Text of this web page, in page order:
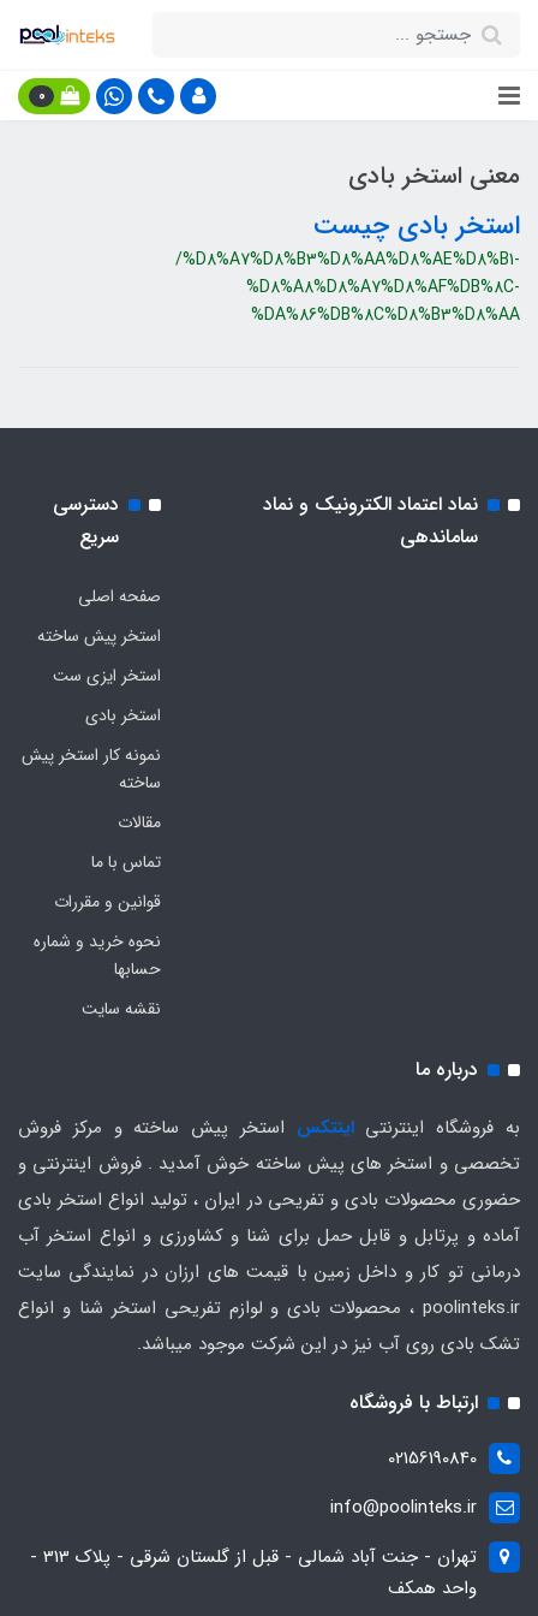
0
معنی استخر بادی
استخر بادی چیست
/%D8%A7%D8%B3%D8%AA%D8%AE%D8%B1-
%D8%A8%D8%A7%D8%AF%DB%8C-
%DA%86%DB%8C%D8%B3%D8%AA
نماد اعتماد الکترونیک و نماد
ساماندهی
دسترسی
سریع
صفحه اصلی
استخر پیش ساخته
استخر ایزی ست
استخر بادی
نمونه کار استخر پیش
ساخته
مقالات
تماس با ما
قوانین و مقررات
نحوه خرید و شماره
حسابها
نقشه سایت
درباره ما
به فروشگاه اینترنتیاینتکس استخر پیش ساخته و مرکز فروش
تخصصی و استخر های پیش ساخته خوش آمدید . فروش اینترنتی و
حضوری محصولات بادی و تفریحی در ایران ، تولید انواع استخر بادی
آماده و پرتابل و قابل حمل برای شنا و کشاورزی و انواع استخر آب
درمانی تو کار و داخل زمین با قیمت های ارزان در نمایندگی سایت
poolinteks.ir ، محصولات بادی و لوازم تفریحی استخر شنا و انواع
تشک بادی روی آب نیز در این شرکت موجود میباشد.
ارتباط با فروشگاه
02156190840
info@poolinteks.ir
تهران - جنت آباد شمالی - قبل از گلستان شرقی - پلاک 313 -
واحد همکف